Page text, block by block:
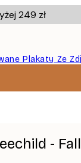
249 zł
Plakaty Ze
-